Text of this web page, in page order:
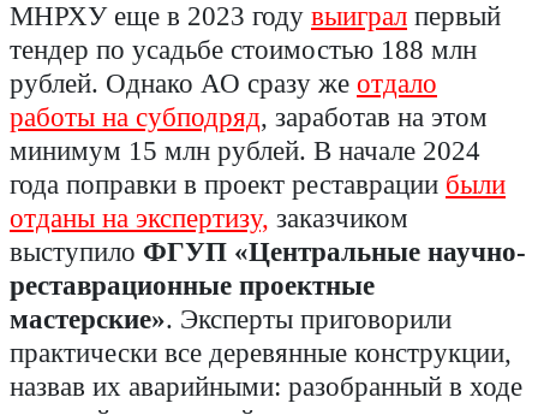
МНРХУ еще в 2023 году выиграл первый
тендер по усадьбе стоимостью 188 млн
рублей. Однако АО сразу же отдало
работы на субподряд, заработав на этом
минимум 15 млн рублей. В начале 2024
года поправки в проект реставрации были
отданы на экспертизу, заказчиком
выступило ФГУП «Центральные научно-
реставрационные проектные
мастерские». Эксперты приговорили
практически все деревянные конструкции,
назвав их аварийными: разобранный в ходе